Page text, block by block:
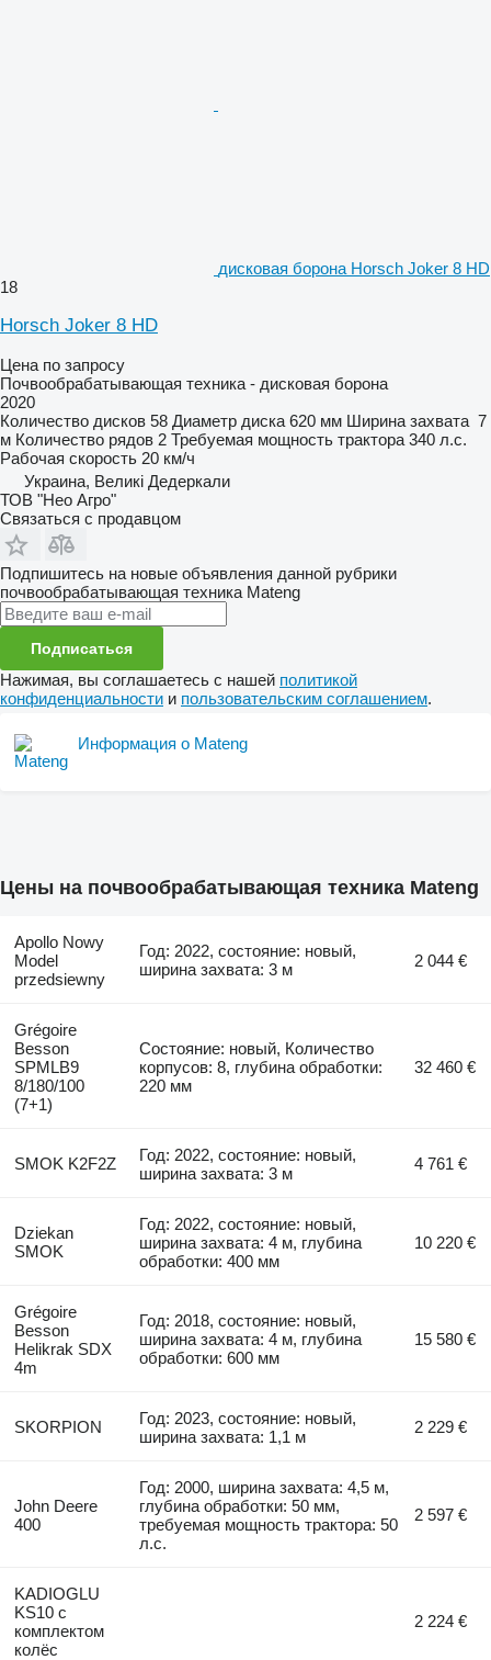
дисковая борона Horsch Joker 8 HD
18
Horsch Joker 8 HD
Цена по запросу
Почвообрабатывающая техника - дисковая борона
2020
Количество дисков 58 Диаметр диска 620 мм Ширина захвата 7
м Количество рядов 2 Требуемая мощность трактора 340 л.с.
Рабочая скорость 20 км/ч
Украина, Великі Дедеркали
ТОВ "Нео Агро"
Связаться с продавцом
Подпишитесь на новые объявления данной рубрики
почвообрабатывающая техника Mateng
Подписаться
Нажимая, вы соглашаетесь с нашей политикой
конфиденциальности и пользовательским соглашением.
Информация о Mateng
Цены на почвообрабатывающая техника Mateng
Apollo Nowy
Model
przedsiewny
Год: 2022, состояние: новый,
ширина захвата: 3 м
2 044 €
Grégoire
Besson
SPMLB9
8/180/100
(7+1)
Состояние: новый, Количество
корпусов: 8, глубина обработки:
220 мм
32 460 €
SMOK K2F2Z
Год: 2022, состояние: новый,
ширина захвата: 3 м
4 761 €
Dziekan
SMOK
Год: 2022, состояние: новый,
ширина захвата: 4 м, глубина
обработки: 400 мм
10 220 €
Grégoire
Besson
Helikrak SDX
4m
Год: 2018, состояние: новый,
ширина захвата: 4 м, глубина
обработки: 600 мм
15 580 €
SKORPION
Год: 2023, состояние: новый,
ширина захвата: 1,1 м
2 229 €
John Deere
400
Год: 2000, ширина захвата: 4,5 м,
глубина обработки: 50 мм,
требуемая мощность трактора: 50
л.с.
2 597 €
KADIOGLU
KS10 с
комплектом
колёс
2 224 €